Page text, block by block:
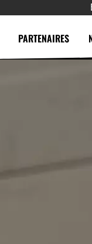
PARTENAIRES